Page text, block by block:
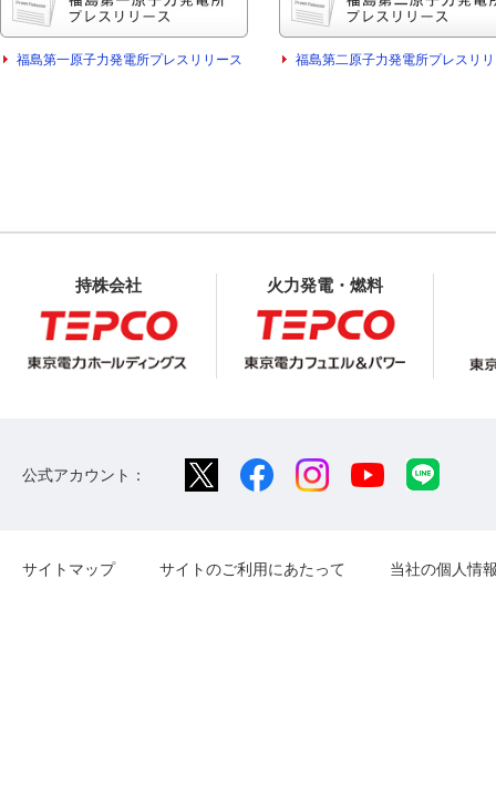
福島第一原子力発電所プレスリリース 福島第二原子力発電所プレスリ
持株会社 火力発電・燃料
公式アカウント：
サイトマップ サイトのご利用にあたって 当社の個人情